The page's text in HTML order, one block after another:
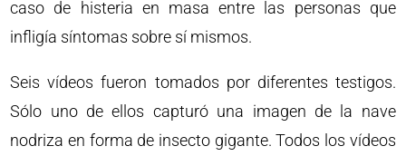
caso de histeria en masa entre las personas que
infligía síntomas sobre sí mismos.
Seis vídeos fueron tomados por diferentes testigos.
Sólo uno de ellos capturó una imagen de la nave
nodriza en forma de insecto gigante. Todos los vídeos